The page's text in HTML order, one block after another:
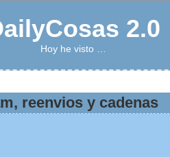
2.0
Hoy he visto …
reenvios y cadenas